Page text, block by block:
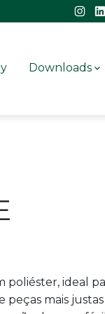
Downloads
ideal
mais